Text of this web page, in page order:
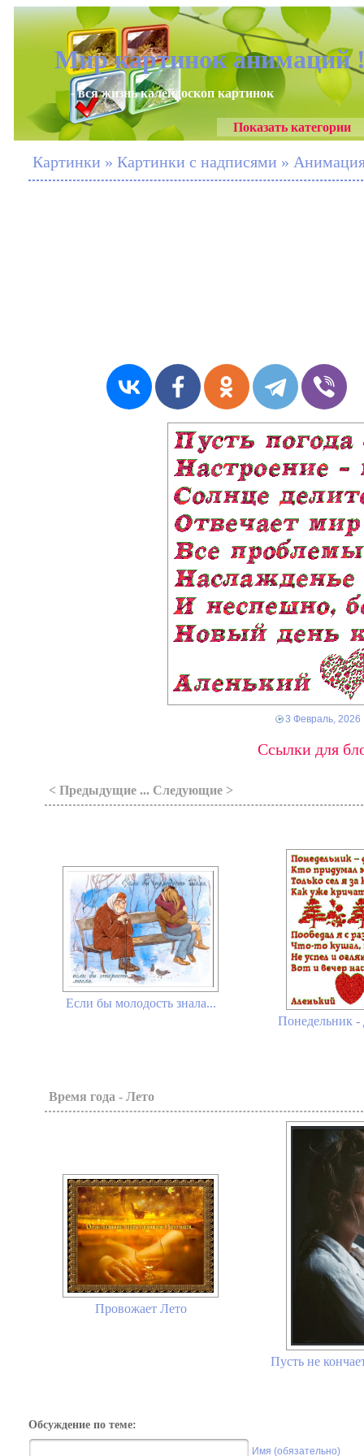
Мир картинок анимаций
- вся жизнь калейдоскоп картинок
Показать категории
Картинки » Картинки с надписями »
3 Февраль, 2026
Ссылки для
< Предыдущие ... Следующие >
Если бы молодость знала...
Понедельник -
Время года - Лето
Провожает Лето
Пусть не
Обсуждение по теме:
Имя (обязательно)